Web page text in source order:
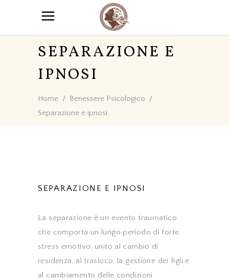
SEPARAZIONE E
IPNOSI
Home / Benessere Psicologico /
Separazione e ipnosi
SEPARAZIONE E IPNOSI
La separazione è un evento traumatico
che comporta un lungo periodo di forte
stress emotivo, unito al cambio di
residenza, al trasloco, la gestione dei figli e
al cambiamento delle condizioni